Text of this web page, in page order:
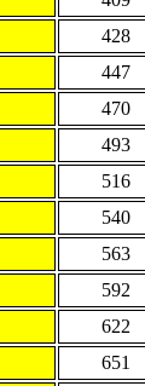
428
447
470
493
516
540
563
592
622
651